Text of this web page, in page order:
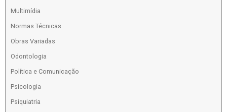
Multimídia
Normas Técnicas
Obras Variadas
Odontologia
Política e Comunicação
Psicologia
Psiquiatria